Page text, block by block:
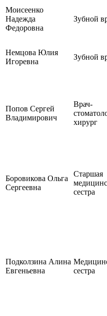
Моисеенко
Надежда
Федоровна
Зубной
Немцова Юлия
Игоревна
Зубной
Попов Сергей
Владимирович
Врач-
хирург
Боровикова Ольга
Сергеевна
Старшая
сестра
Подколзина Алина
Евгеньевна
сестра